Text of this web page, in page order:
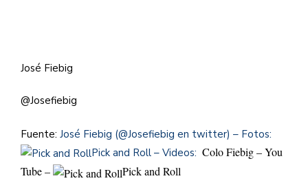
José Fiebig
@Josefiebig
Fuente: José Fiebig (@Josefiebig en twitter) – Fotos:
Pick and Roll – Videos: Colo Fiebig – You
Tube –
Pick and Roll